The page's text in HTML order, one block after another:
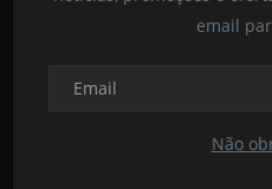
email
Não
Boker Leopard -